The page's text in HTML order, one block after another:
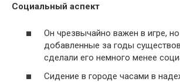
Социальный аспект
Он чрезвычайно важен в игре,
добавленные за годы
сделали его немного менее
Сидение в городе часами в